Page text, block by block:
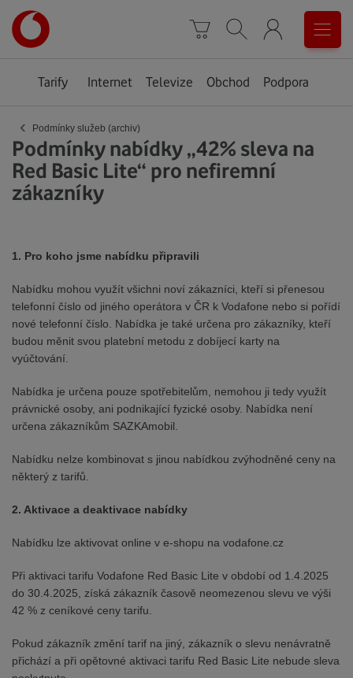
stránka
Košík
Vyhledávání
Menu
Tarify Internet Televize Obchod Podpora
‹ Podmínky služeb (archiv)
Podmínky nabídky „42% sleva na
Red Basic Lite“ pro nefiremní
zákazníky
1. Pro koho jsme nabídku připravili
Nabídku mohou využít všichni noví zákazníci, kteří si přenesou
telefonní číslo od jiného operátora v ČR k Vodafone nebo si pořídí
nové telefonní číslo. Nabídka je také určena pro zákazníky, kteří
budou měnit svou platební metodu z dobíjecí karty na
vyúčtování.
Nabídka je určena pouze spotřebitelům, nemohou ji tedy využít
právnické osoby, ani podnikající fyzické osoby. Nabídka není
určena zákazníkům SAZKAmobil.
Nabídku nelze kombinovat s jinou nabídkou zvýhodněné ceny na
některý z tarifů.
2. Aktivace a deaktivace nabídky
Nabídku lze aktivovat online v e-shopu na vodafone.cz
Při aktivaci tarifu Vodafone Red Basic Lite v období od 1.4.2025
do 30.4.2025, získá zákazník časově neomezenou slevu ve výši
42 % z ceníkové ceny tarifu.
Pokud zákazník změní tarif na jiný, zákazník o slevu nenávratně
přichází a při opětovné aktivaci tarifu Red Basic Lite nebude sleva